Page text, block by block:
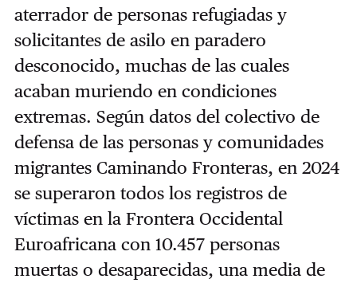
aterrador de personas refugiadas y
solicitantes de asilo en paradero
desconocido, muchas de las cuales
acaban muriendo en condiciones
extremas. Según datos del colectivo de
defensa de las personas y comunidades
migrantes Caminando Fronteras, en 2024
se superaron todos los registros de
víctimas en la Frontera Occidental
Euroafricana con 10.457 personas
muertas o desaparecidas, una media de